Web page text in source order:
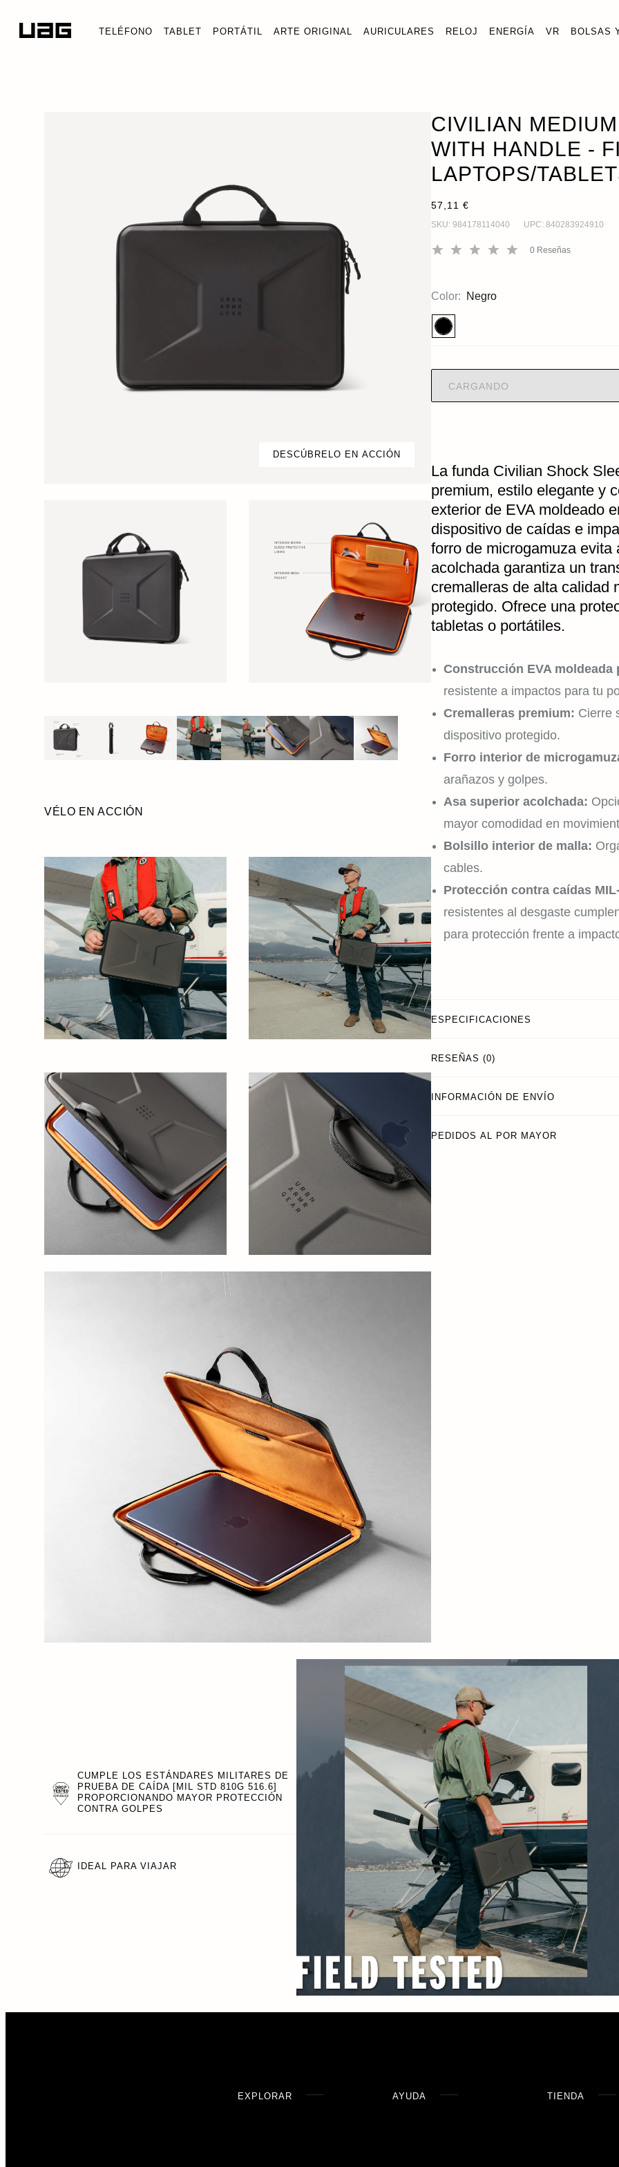
TELÉFONO TABLET PORTÁTIL ARTE ORIGINAL AURICULARES RELOJ ENERGÍA VR BOLSAS
DESCÚBRELO EN ACCIÓN
VÉLO EN ACCIÓN
CIVILIAN
WITH HANDLE -
LAPTOPS/
57,11 €
SKU: 984178114040 UPC: 840283924910
0 Reseñas
Color: Negro
CARGANDO
La funda Civilian Shock
premium, estilo elegante y
exterior de EVA moldeado
dispositivo de caídas e
forro de microgamuza
acolchada garantiza un
cremalleras de alta calidad
protegido. Ofrece una
tabletas o portátiles.
Construcción EVA moldeada
resistente a impactos para tu
Cremalleras premium: Cierre
dispositivo protegido.
Forro interior de
arañazos y golpes.
Asa superior acolchada:
mayor comodidad en
Bolsillo interior de malla:
cables.
Protección contra caídas
resistentes al desgaste
para protección frente a
ESPECIFICACIONES
RESEÑAS (0)
INFORMACIÓN DE ENVÍO
PEDIDOS AL POR MAYOR
CUMPLE LOS ESTÁNDARES MILITARES DE
PRUEBA DE CAÍDA [MIL STD 810G 516.6]
PROPORCIONANDO MAYOR PROTECCIÓN
CONTRA GOLPES
IDEAL PARA VIAJAR
EXPLORAR AYUDA TIENDA